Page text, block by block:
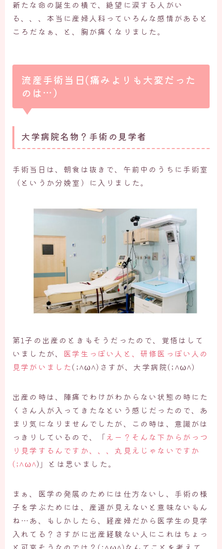
新たな命の誕生の横で、絶望に涙する人がい
る、、、本当に産婦人科っていろんな感情があると
ころだなぁ、と、胸が痛くなりました。
流産手術当日(痛みよりも大変だった
のは…）
大学病院名物？手術の見学者
手術当日は、朝食は抜きで、午前中のうちに手術室
（というか分娩室）に入りました。
第1子の出産のときもそうだったので、覚悟はして
いましたが、 医学生っぽい人と、研修医っぽい人の
見学がいました(;^ω^)さすが、大学病院(;^ω^)
出産の時は、陣痛でわけがわからない状態の時にた
くさん人が入ってきたなという感じだったので、あ
まり気になりませんでしたが、この時は、意識がは
っきりしているので、「えー？そんな下からがっつ
り見学するんですか、、、丸見えじゃないですか
(;^ω^)」とは思いました。
まぁ、医学の発展のためには仕方ないし、手術の様
子を学ぶためには、産道が見えないと意味ないもん
ね…あ、もしかしたら、経産婦だから医学生の見学
入れてる？さすがに出産経験ない人にこれはちょっ